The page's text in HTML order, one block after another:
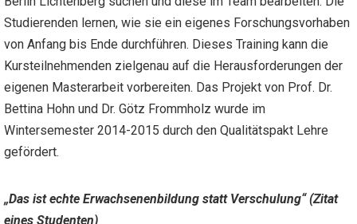
Studierenden lernen, wie sie ein eigenes Forschungsvorhaben
von Anfang bis Ende durchführen. Dieses Training kann die
Kursteilnehmenden zielgenau auf die Herausforderungen der
eigenen Masterarbeit vorbereiten. Das Projekt von Prof. Dr.
Bettina Hohn und Dr. Götz Frommholz wurde im
Wintersemester 2014-2015 durch den Qualitätspakt Lehre
gefördert.
„Das ist echte Erwachsenenbildung statt Verschulung“ (Zitat
eines Studenten)